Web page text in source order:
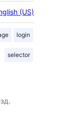
(US)
login
selector